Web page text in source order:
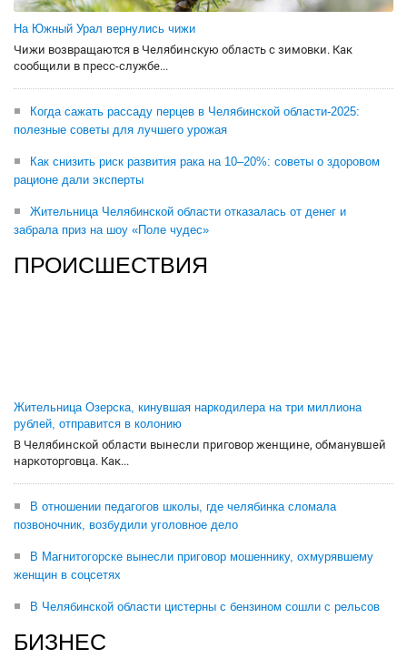
На Южный Урал вернулись чижи
Чижи возвращаются в Челябинскую область с зимовки. Как
сообщили в пресс-службе...
Когда сажать рассаду перцев в Челябинской области-2025:
полезные советы для лучшего урожая
Как снизить риск развития рака на 10–20%: советы о здоровом
рационе дали эксперты
Жительница Челябинской области отказалась от денег и
забрала приз на шоу «Поле чудес»
ПРОИСШЕСТВИЯ
Жительница Озерска, кинувшая наркодилера на три миллиона
рублей, отправится в колонию
В Челябинской области вынесли приговор женщине, обманувшей
наркоторговца. Как...
В отношении педагогов школы, где челябинка сломала
позвоночник, возбудили уголовное дело
В Магнитогорске вынесли приговор мошеннику, охмурявшему
женщин в соцсетях
В Челябинской области цистерны с бензином сошли с рельсов
БИЗНЕС